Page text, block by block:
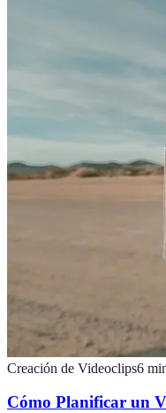
Creación de Videoclips6
Cómo Planificar un